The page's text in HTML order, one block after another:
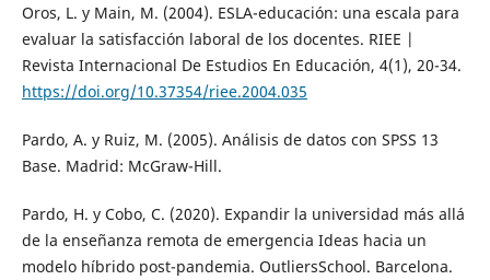
Oros, L. y Main, M. (2004). ESLA-educación: una escala para
evaluar la satisfacción laboral de los docentes. RIEE |
Revista Internacional De Estudios En Educación, 4(1), 20-34.
https://doi.org/10.37354/riee.2004.035
Pardo, A. y Ruiz, M. (2005). Análisis de datos con SPSS 13
Base. Madrid: McGraw-Hill.
Pardo, H. y Cobo, C. (2020). Expandir la universidad más allá
de la enseñanza remota de emergencia Ideas hacia un
modelo híbrido post-pandemia. OutliersSchool. Barcelona.